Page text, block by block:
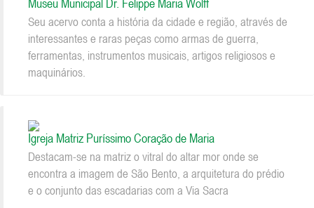
Seu acervo conta a história da cidade e região, através de
interessantes e raras peças como armas de guerra,
ferramentas, instrumentos musicais, artigos religiosos e
maquinários.
Igreja Matriz Puríssimo Coração de Maria
Destacam-se na matriz o vitral do altar mor onde se
encontra a imagem de São Bento, a arquitetura do prédio
e o conjunto das escadarias com a Via Sacra